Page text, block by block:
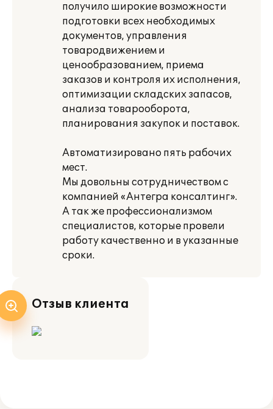
получило широкие возможности
подготовки всех необходимых
документов, управления
товародвижением и
ценообразованием, приема
заказов и контроля их исполнения,
оптимизации складских запасов,
анализа товарооборота,
планирования закупок и поставок.
Автоматизировано пять рабочих
мест.
Мы довольны сотрудничеством с
компанией «Антегра консалтинг».
А так же профессионализмом
специалистов, которые провели
работу качественно и в указанные
сроки.
Отзыв клиента